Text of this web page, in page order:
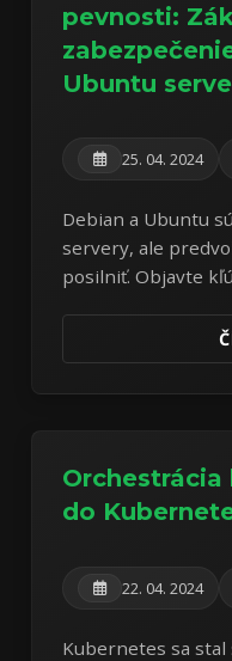
pevnosti:
Ubuntu
25. 04. 2024
Debian a Ubuntu
servery, ale
posilniť. Objavte
pred bežnými
do
22. 04. 2024
Kubernetes sa